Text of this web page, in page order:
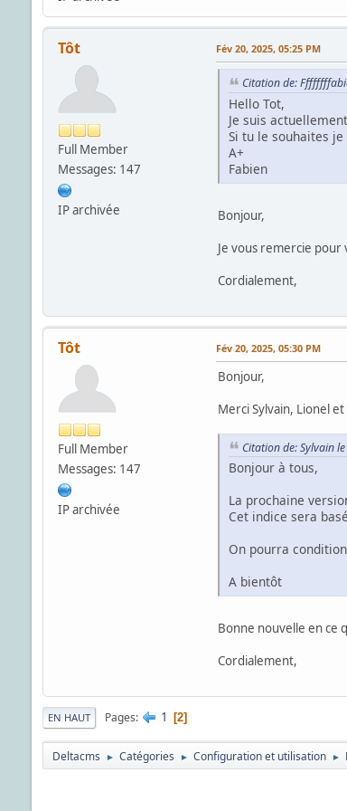
Tôt
Full Member
Messages: 147
IP archivée
Fév 20, 2025, 05:25 PM
Citation de:
Hello Tot,
Je suis
Si tu le souhaites
A+
Fabien
Bonjour,
Je vous remercie
Cordialement,
Tôt
Full Member
Messages: 147
IP archivée
Fév 20, 2025, 05:30 PM
Bonjour,
Merci Sylvain, Lionel
Citation de: Sylvain
Bonjour à tous,
La prochaine
Cet indice sera
On pourra
A bientôt
Bonne nouvelle en ce
Cordialement,
EN HAUT Pages 1 2
Deltacms ► Catégories ► Configuration et utilisation ►